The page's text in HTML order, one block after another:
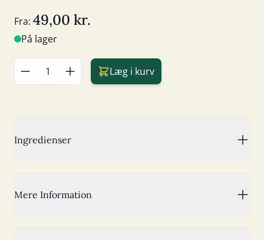
Fra: 49,00 kr.
På lager
Læg i kurv
Ingredienser
Mere Information